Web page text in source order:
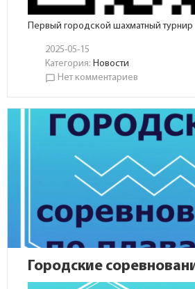
Первый городской шахматный турнир
2025-05-15
Категория: Новости
chat_bubble_outline Нет комментариев
Городские